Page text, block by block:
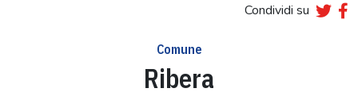
Condividi su
Comune
Ribera